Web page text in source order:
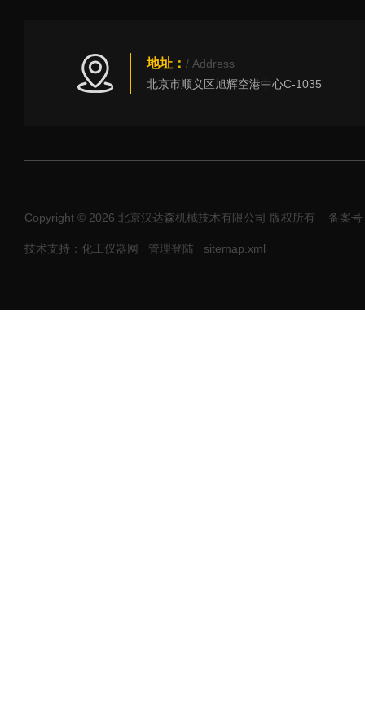
地址： / Address
北京市顺义区旭辉空港中心C-1035
Copyright © 2026 北京汉达森机械技术有限公司 版权所有 备案
技术支持：化工仪器网 管理登陆 sitemap.xml